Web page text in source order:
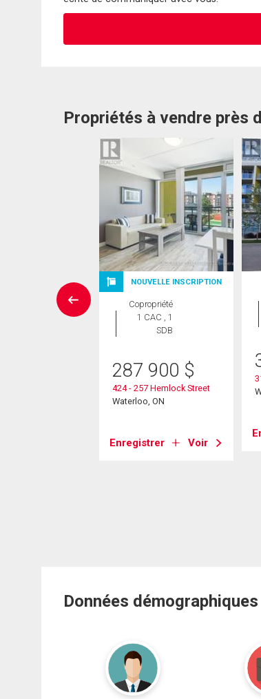
Propriétés à vendre près
NOUVELLE INSCRIPTION
Copropriété
1 CAC , 1
SDB
287 900 $
424 - 257 Hemlock Street
Waterloo, ON
Enregistrer Voir
Données démographiques